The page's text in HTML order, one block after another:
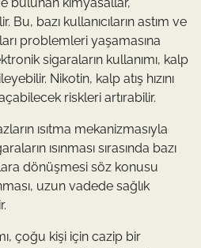
bazı kullanıcıların astım ve
problemleri yaşamasına
sigaraların kullanımı, kalp
Nikotin, kalp atış hızını
riskleri artırabilir.
ısıtma mekanizmasıyla
ısınması sırasında bazı
dönüşmesi söz konusu
uzun vadede sağlık
çoğu kişi için cazip bir